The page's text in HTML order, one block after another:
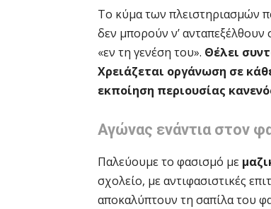
Το κύμα των πλειστηριασμών
δεν μπορούν ν’ ανταπεξέλθουν
«εν τη γενέση του». Θέλει
Χρειάζεται οργάνωση σε
εκποίηση περιουσίας
Αγώνας ενάντια στον
Παλεύουμε το φασισμό με
σχολείο, με αντιφασιστικές
αποκαλύπτουν τη σαπίλα του